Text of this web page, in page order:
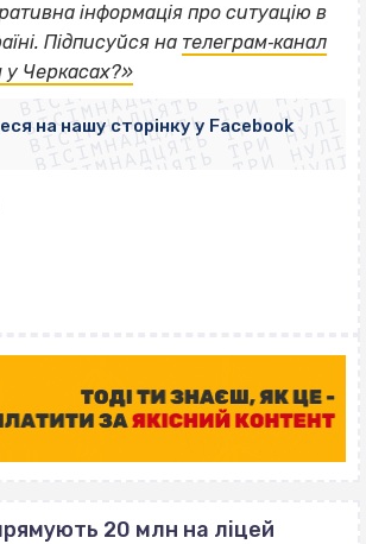
інформація про ситуацію в
Підписуйся на телеграм‐канал
Черкасах?»
ВІСІМНАДЦЯТЬ ТРИ НУЛІ
ВІСІМНАДЦЯТЬ ТРИ НУЛІ
ВІСІМНАДЦЯТЬ ТРИ НУЛІ
ВІСІМНАДЦЯТЬ ТРИ НУЛІ
ВІСІМНАДЦЯТЬ ТРИ НУЛІ
ВІСІМНАДЦЯТЬ ТРИ НУЛІ
ВІСІМНАДЦЯТЬ ТРИ НУЛІ
ВІСІМНАДЦЯТЬ ТРИ НУЛІ
на нашу сторінку у Facebook
20 млн на ліцей